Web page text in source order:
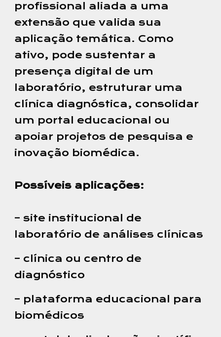
profissional aliada a uma
extensão que valida sua
aplicação temática. Como
ativo, pode sustentar a
presença digital de um
laboratório, estruturar uma
clínica diagnóstica, consolidar
um portal educacional ou
apoiar projetos de pesquisa e
inovação biomédica.
Possíveis aplicações:
– site institucional de
laboratório de análises clínicas
– clínica ou centro de
diagnóstico
– plataforma educacional para
biomédicos